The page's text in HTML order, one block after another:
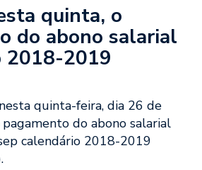
quinta, o
do abono salarial
2018-2019
quinta-feira, dia 26 de
do abono salarial
calendário 2018-2019